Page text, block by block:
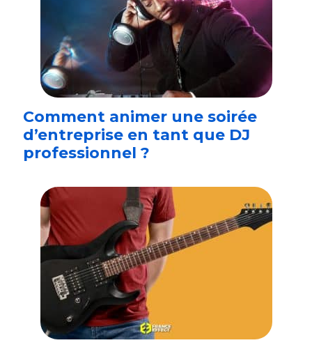
Comment animer une soirée
d’entreprise en tant que DJ
professionnel ?